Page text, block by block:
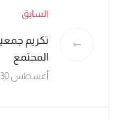
السابق
تكريم
المجتمع
أغسطس 30, 2023